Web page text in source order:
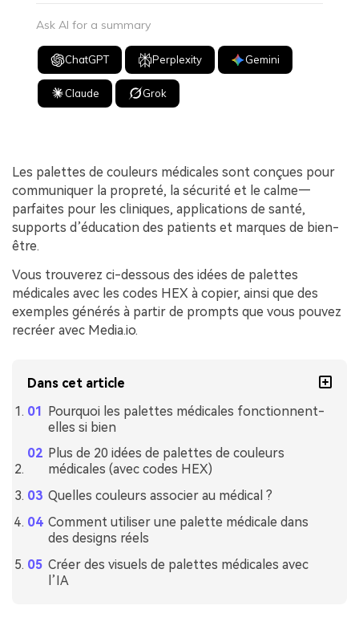
Ask AI for a summary
ChatGPT Perplexity Gemini
Claude Grok
Les palettes de couleurs médicales sont conçues pour
communiquer la propreté, la sécurité et le calme—
parfaites pour les cliniques, applications de santé,
supports d’éducation des patients et marques de bien-
être.
Vous trouverez ci-dessous des idées de palettes
médicales avec les codes HEX à copier, ainsi que des
exemples générés à partir de prompts que vous pouvez
recréer avec Media.io.
Dans cet article
Pourquoi les palettes médicales fonctionnent-
elles si bien
Plus de 20 idées de palettes de couleurs
médicales (avec codes HEX)
Quelles couleurs associer au médical ?
Comment utiliser une palette médicale dans
des designs réels
Créer des visuels de palettes médicales avec
l’IA